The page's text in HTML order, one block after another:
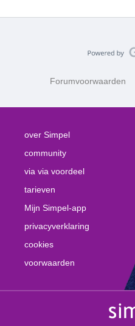
Forumvoorwaarden
over Simpel
community
via via voordeel
tarieven
Mijn Simpel-app
privacyverklaring
cookies
voorwaarden